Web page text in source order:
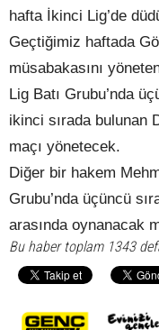
hafta İkinci Lig’de
Geçtiğimiz haftada
müsabakasını
Lig Batı Grubu’nda
ikinci sırada bulunan
maçı yönetecek.
Diğer bir hakem
Grubu’nda üçüncü
arasında oynanacak
Bu haber toplam 1343